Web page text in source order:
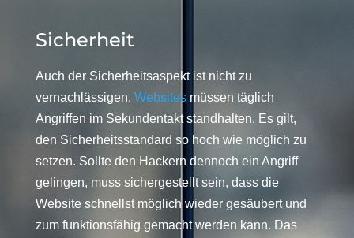
Sicherheit
Auch der Sicherheitsaspekt ist nicht zu
vernachlässigen. Websitesmüssen täglich
Angriffen im Sekundentakt standhalten. Es gilt,
den Sicherheitsstandard so hoch wie möglich zu
setzen. Sollte den Hackern dennoch ein Angriff
gelingen, muss sichergestellt sein, dass die
Website schnellst möglich wieder gesäubert und
zum funktionsfähig gemacht werden kann. Das